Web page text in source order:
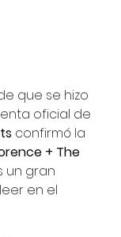
que se hizo
oficial de
confirmó la
+ The
un gran
en el